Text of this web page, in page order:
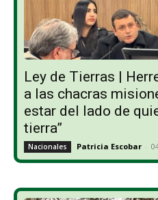
Ley de Tierras |
a las chacras
estar del lado de
tierra”
Nacionales Patricia Escobar -